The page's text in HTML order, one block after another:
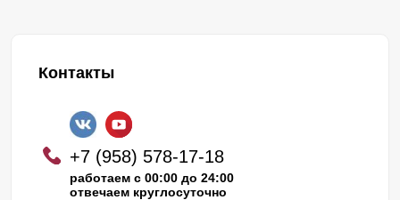
Контакты
+7 (958) 578-17-18
работаем с 00:00 до 24:00
отвечаем круглосуточно